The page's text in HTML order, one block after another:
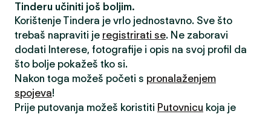
Tinderu učiniti još boljim.
Korištenje Tindera je vrlo jednostavno. Sve što
trebaš napraviti je registrirati se. Ne zaboravi
dodati Interese, fotografije i opis na svoj profil da
što bolje pokažeš tko si.
Nakon toga možeš početi s pronalaženjem
spojeva!
Prije putovanja možeš koristiti Putovnicu koja je